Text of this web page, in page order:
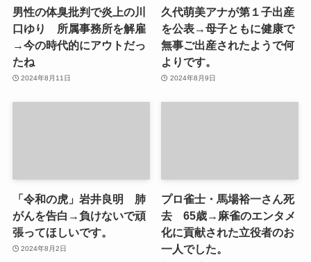
男性の体臭批判で炎上の川
口ゆり 所属事務所を解雇
→今の時代的にアウトだっ
たね
2024年8月11日
久代萌美アナが第１子出産
を公表→母子ともに健康で
無事ご出産されたようで何
よりです。
2024年8月9日
「令和の虎」岩井良明 肺
がんを告白→負けないで頑
張ってほしいです。
2024年8月2日
プロ雀士・馬場裕一さん死
去 65歳→麻雀のエンタメ
化に貢献された立役者のお
一人でした。